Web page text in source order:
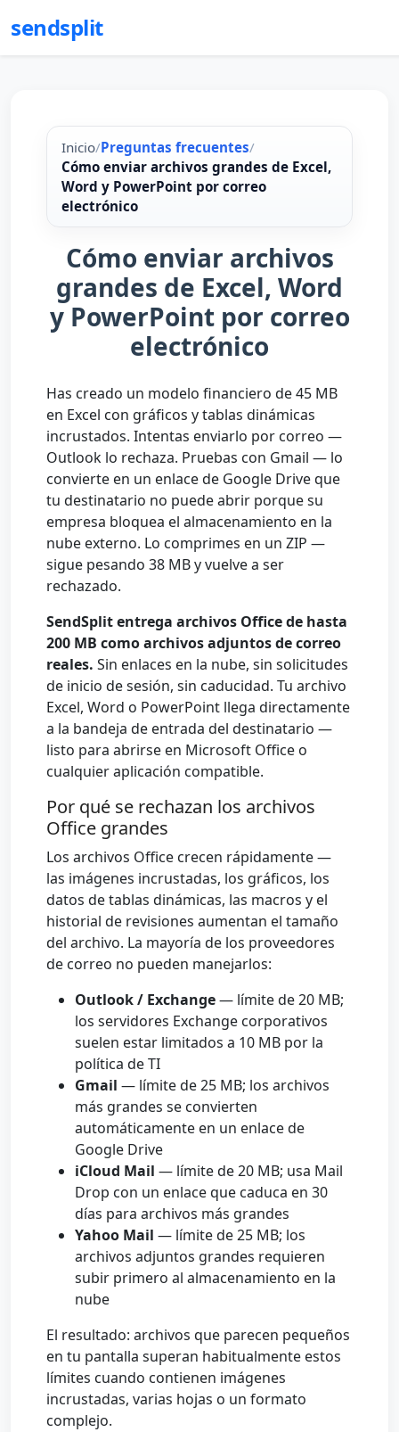
sendsplit
Inicio/Preguntas frecuentes/
Cómo enviar archivos grandes de Excel,
Word y PowerPoint por correo
electrónico
Cómo enviar archivos
grandes de Excel, Word
y PowerPoint por correo
electrónico
Has creado un modelo financiero de 45 MB
en Excel con gráficos y tablas dinámicas
incrustados. Intentas enviarlo por correo —
Outlook lo rechaza. Pruebas con Gmail — lo
convierte en un enlace de Google Drive que
tu destinatario no puede abrir porque su
empresa bloquea el almacenamiento en la
nube externo. Lo comprimes en un ZIP —
sigue pesando 38 MB y vuelve a ser
rechazado.
SendSplit entrega archivos Office de hasta
200 MB como archivos adjuntos de correo
reales. Sin enlaces en la nube, sin solicitudes
de inicio de sesión, sin caducidad. Tu archivo
Excel, Word o PowerPoint llega directamente
a la bandeja de entrada del destinatario —
listo para abrirse en Microsoft Office o
cualquier aplicación compatible.
Por qué se rechazan los archivos
Office grandes
Los archivos Office crecen rápidamente —
las imágenes incrustadas, los gráficos, los
datos de tablas dinámicas, las macros y el
historial de revisiones aumentan el tamaño
del archivo. La mayoría de los proveedores
de correo no pueden manejarlos:
Outlook / Exchange— límite de 20 MB;
los servidores Exchange corporativos
suelen estar limitados a 10 MB por la
política de TI
Gmail — límite de 25 MB; los archivos
más grandes se convierten
automáticamente en un enlace de
Google Drive
iCloud Mail — límite de 20 MB; usa Mail
Drop con un enlace que caduca en 30
días para archivos más grandes
Yahoo Mail — límite de 25 MB; los
archivos adjuntos grandes requieren
subir primero al almacenamiento en la
nube
El resultado: archivos que parecen pequeños
en tu pantalla superan habitualmente estos
límites cuando contienen imágenes
incrustadas, varias hojas o un formato
complejo.